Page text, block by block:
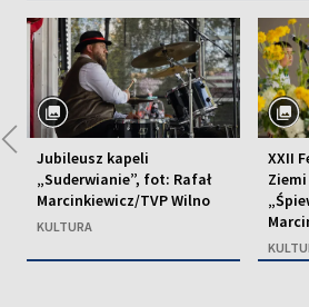
Jubileusz kapeli
„Suderwianie”, fot: Rafał
Marcinkiewicz/TVP Wilno
KULTURA
XXII
◀